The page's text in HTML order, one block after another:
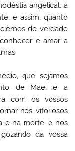
angelical, a
e assim, quanto
de verdade
e amar a
que sejamos
de Mãe, e a
com os vossos
nos vitoriosos
e na morte, e nos
da vossa